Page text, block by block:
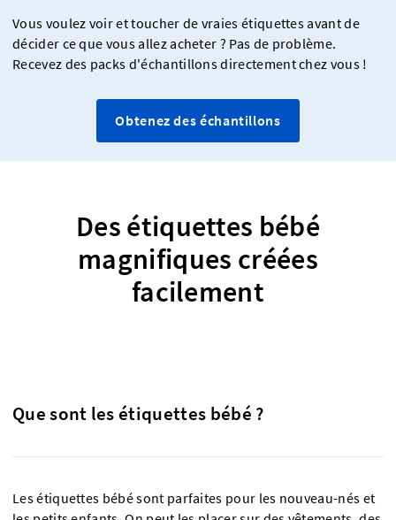
Vous voulez voir et toucher de vraies étiquettes avant de
décider ce que vous allez acheter ? Pas de problème.
Recevez des packs d'échantillons directement chez vous !
Obtenez des échantillons
Des étiquettes bébé
magnifiques créées
facilement
Que sont les étiquettes bébé ?
Les étiquettes bébé sont parfaites pour les nouveau-nés et